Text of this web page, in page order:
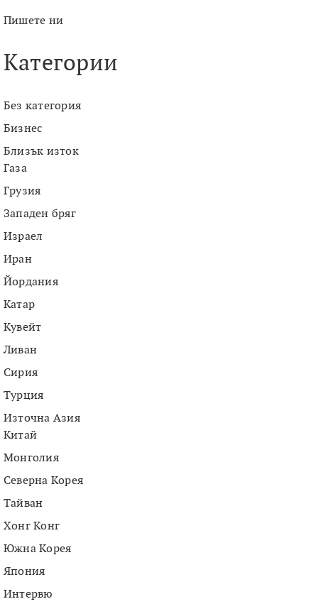
Пишете ни
Категории
Без категория
Бизнес
Близък изток
Газа
Грузия
Западен бряг
Израел
Иран
Йордания
Катар
Кувейт
Ливан
Сирия
Турция
Източна Азия
Китай
Монголия
Северна Корея
Тайван
Хонг Конг
Южна Корея
Япония
Интервю